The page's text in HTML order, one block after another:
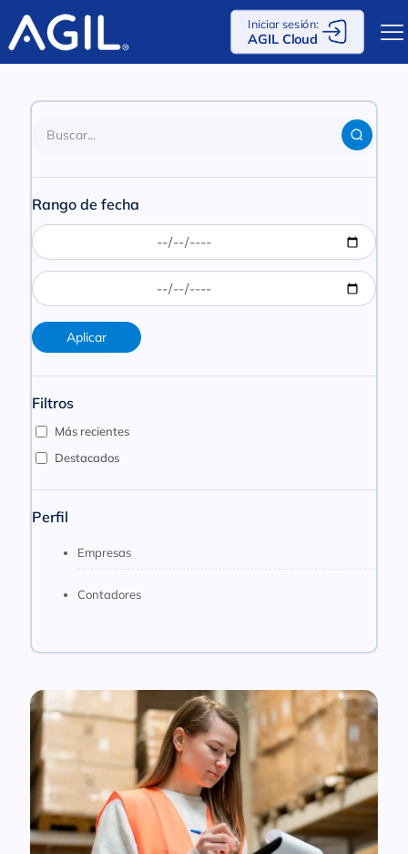
Iniciar sesión:
AGIL Cloud
Rango de fecha
Aplicar
Filtros
Más recientes
Destacados
Perfil
Empresas
Contadores